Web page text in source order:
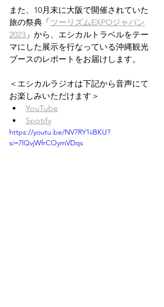
また、10月末に大阪で開催されていた
旅の祭典「ツーリズムEXPOジャパン
2023 」から、エシカルトラベルをテー
マにした展示を行なっている沖縄観光
ブースのレポートをお届けします。
＜エシカルラジオは下記から音声にて
お楽しみいただけます＞
YouTube
Spotify
https://youtu.be/NV7RY1iiBKU?
si=7lQvjWfrCOymVDqs